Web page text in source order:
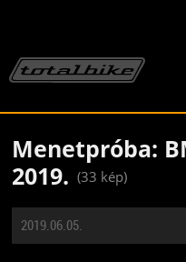
Menetpróba:
2019. (33 kép)
2019.06.05.